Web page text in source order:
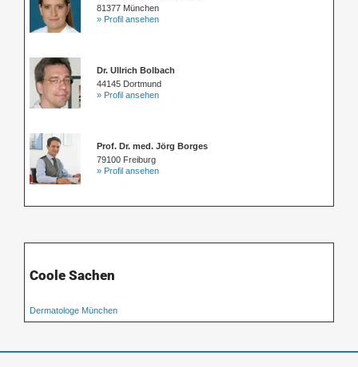
81377 München
» Profil ansehen
Dr. Ullrich Bolbach
44145 Dortmund
» Profil ansehen
Prof. Dr. med. Jörg Borges
79100 Freiburg
» Profil ansehen
Coole Sachen
Dermatologe München